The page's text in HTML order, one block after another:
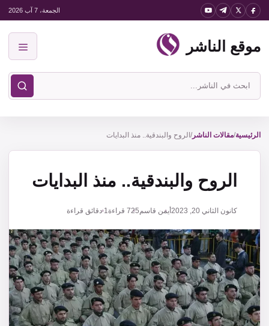
انتقل
المحتوى
الجمعة، 7 آب 2026
موقع الناشر
ابحث
في
الناشر
الرئيسية/مقالات الناشر/ الروح والبندقية.. منذ البدايات
الروح والبندقية.. منذ البدايات
كانون الثاني 20, 2023 أيمن قاسم725 قراءة1 دقائق قراءة